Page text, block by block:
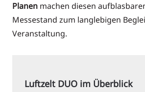
Planen machen diesen
Messestand zum langlebigen
Veranstaltung.
Luftzelt DUO im Überblick